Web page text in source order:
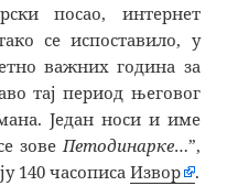
посао, интернет
се испоставило, у
важних година за
тај период његовог
Један носи и име
зовеПетодинарке…”,
140 часописаИзвор .